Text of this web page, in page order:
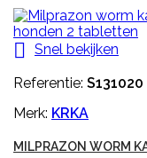
 Snel bekijken
Referentie: S131020
Merk: KRKA
MILPRAZON WORM